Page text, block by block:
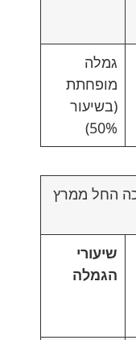
גמלה
מופחתת
(בשיעור
50%)
החל ממרץ
שיעורי
הגמלה